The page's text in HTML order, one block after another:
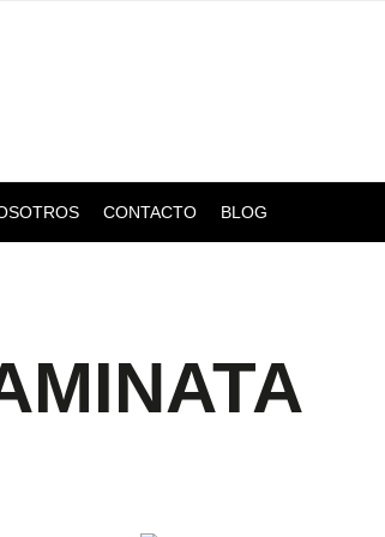
CONTACTO BLOG